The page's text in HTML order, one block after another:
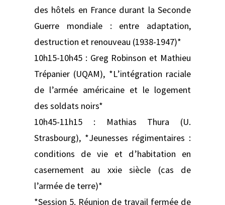
des hôtels en France durant la Seconde
Guerre mondiale : entre adaptation,
destruction et renouveau (1938-1947)*
10h15-10h45 : Greg Robinson et Mathieu
Trépanier (UQAM), *L’intégration raciale
de l’armée américaine et le logement
des soldats noirs*
10h45-11h15 : Mathias Thura (U.
Strasbourg), *Jeunesses régimentaires :
conditions de vie et d’habitation en
casernement au xxie siècle (cas de
l’armée de terre)*
*Session 5. Réunion de travail fermée de